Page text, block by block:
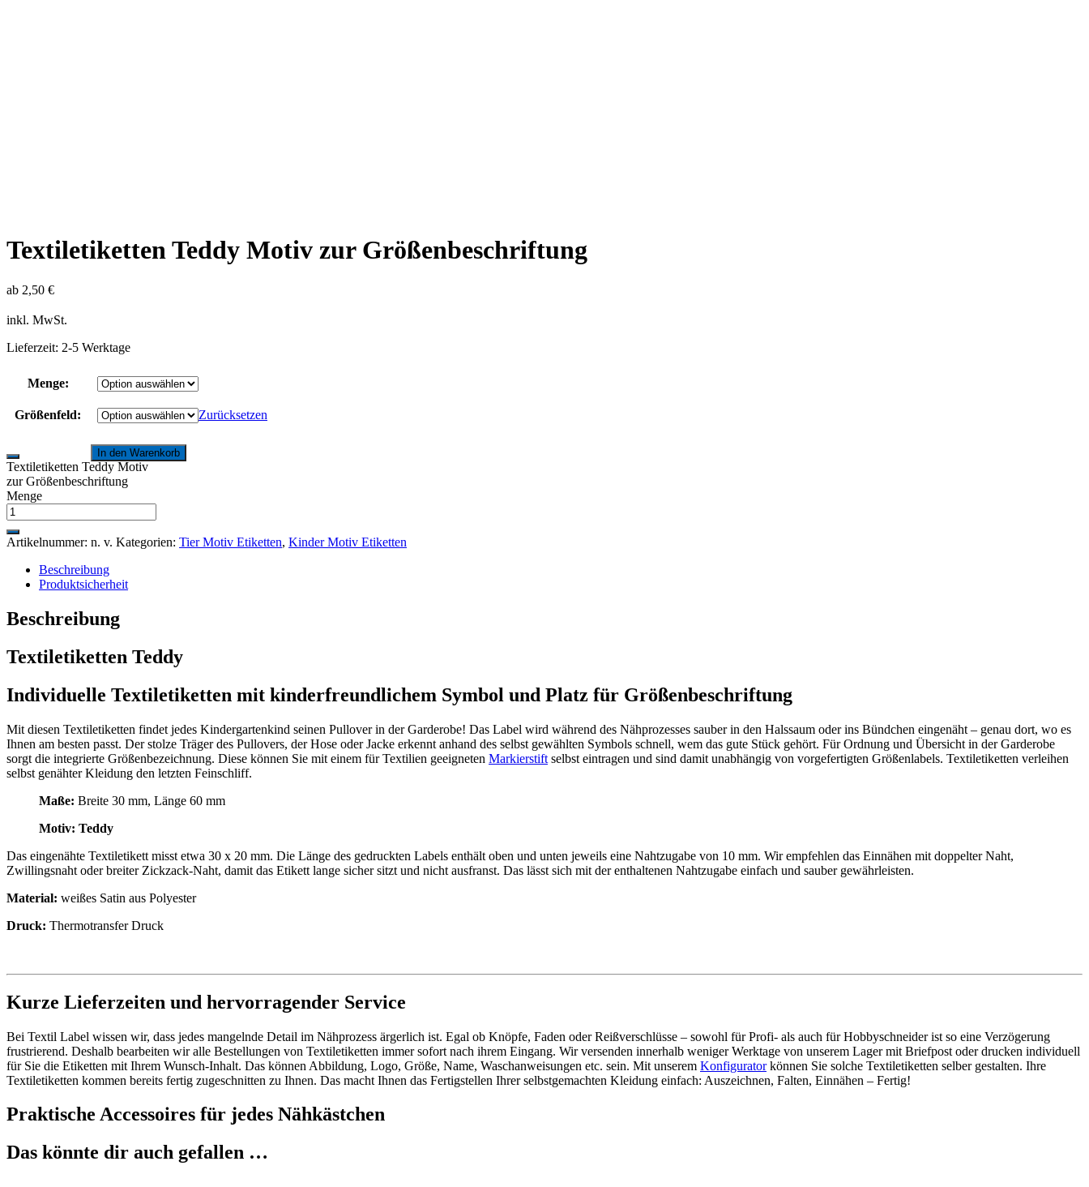
Textiletiketten Teddy Motiv zur Größenbeschriftung
ab 2,50 €
inkl. MwSt.
Lieferzeit: 2-5 Werktage
Menge:
Größenfeld: Zurücksetzen
Textiletiketten Teddy Motiv
zur Größenbeschriftung
Menge
In den Warenkorb
Artikelnummer: n. v. Kategorien: Tier Motiv Etiketten, Kinder Motiv Etiketten
Beschreibung
Produktsicherheit
Beschreibung
Textiletiketten Teddy
Individuelle Textiletiketten mit kinderfreundlichem Symbol und Platz für Größenbeschriftung
Mit diesen Textiletiketten findet jedes Kindergartenkind seinen Pullover in der Garderobe! Das Label wird während des Nähprozesses sauber in den Halssaum oder ins Bündchen eingenäht – genau dort, wo es
Ihnen am besten passt. Der stolze Träger des Pullovers, der Hose oder Jacke erkennt anhand des selbst gewählten Symbols schnell, wem das gute Stück gehört. Für Ordnung und Übersicht in der Garderobe
sorgt die integrierte Größenbezeichnung. Diese können Sie mit einem für Textilien geeigneten Markierstift selbst eintragen und sind damit unabhängig von vorgefertigten Größenlabels. Textiletiketten verleihen
selbst genähter Kleidung den letzten Feinschliff.
Maße: Breite 30 mm, Länge 60 mm
Motiv: Teddy
Das eingenähte Textiletikett misst etwa 30 x 20 mm. Die Länge des gedruckten Labels enthält oben und unten jeweils eine Nahtzugabe von 10 mm. Wir empfehlen das Einnähen mit doppelter Naht,
Zwillingsnaht oder breiter Zickzack-Naht, damit das Etikett lange sicher sitzt und nicht ausfranst. Das lässt sich mit der enthaltenen Nahtzugabe einfach und sauber gewährleisten.
Material: weißes Satin aus Polyester
Druck: Thermotransfer Druck
Kurze Lieferzeiten und hervorragender Service
Bei Textil Label wissen wir, dass jedes mangelnde Detail im Nähprozess ärgerlich ist. Egal ob Knöpfe, Faden oder Reißverschlüsse – sowohl für Profi- als auch für Hobbyschneider ist so eine Verzögerung
frustrierend. Deshalb bearbeiten wir alle Bestellungen von Textiletiketten immer sofort nach ihrem Eingang. Wir versenden innerhalb weniger Werktage von unserem Lager mit Briefpost oder drucken individuell
für Sie die Etiketten mit Ihrem Wunsch-Inhalt. Das können Abbildung, Logo, Größe, Name, Waschanweisungen etc. sein. Mit unserem Konfiguratorkönnen Sie solche Textiletiketten selber gestalten. Ihre
Textiletiketten kommen bereits fertig zugeschnitten zu Ihnen. Das macht Ihnen das Fertigstellen Ihrer selbstgemachten Kleidung einfach: Auszeichnen, Falten, Einnähen – Fertig!
Praktische Accessoires für jedes Nähkästchen
Das könnte dir auch gefallen …